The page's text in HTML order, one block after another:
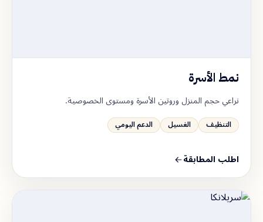
نمط الأسرة
نراعي حجم المنزل وروتين الأسرة ومستوى الخصوصية.
التنظيف الغسيل الدعم اليومي
اطلب المطابقة